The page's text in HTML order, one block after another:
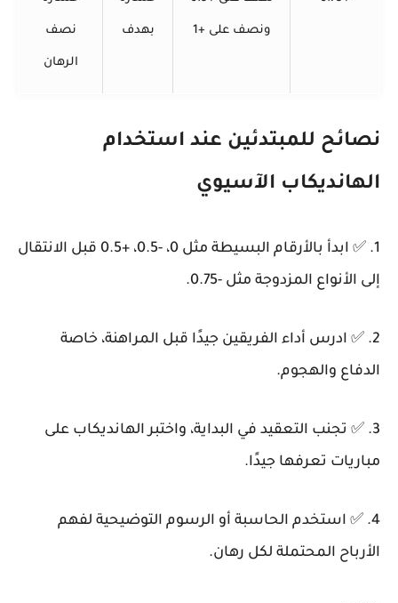
ونصف على +1 بهدف نصف
الرهان
نصائح للمبتدئين عند استخدام
الهانديكاب الآسيوي
1. ✅ ابدأ بالأرقام البسيطة مثل 0، -0.5، +0.5 قبل الانتقال
إلى الأنواع المزدوجة مثل -0.75.
2. ✅ ادرس أداء الفريقين جيدًا قبل المراهنة، خاصة
الدفاع والهجوم.
3. ✅ تجنب التعقيد في البداية، واختبر الهانديكاب على
مباريات تعرفها جيدًا.
4. ✅ استخدم الحاسبة أو الرسوم التوضيحية لفهم
الأرباح المحتملة لكل رهان.